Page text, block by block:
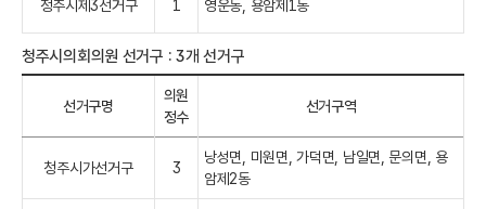
청주시제3선거구 1 영운동, 용암제1동
청주시의회의원 선거구 : 3개 선거구
선거구명
의원
정수
선거구역
청주시가선거구 3
낭성면, 미원면, 가덕면, 남일면, 문의면, 용
암제2동